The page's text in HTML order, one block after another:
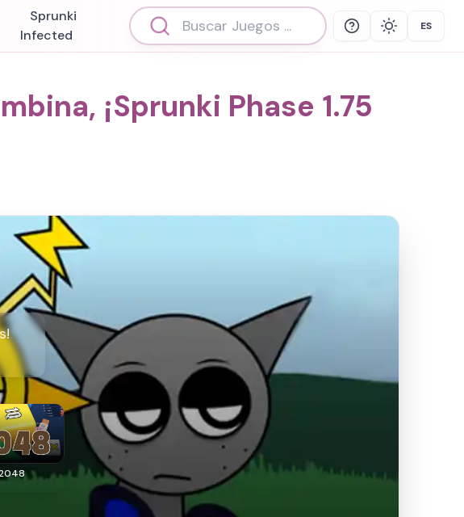
Sprunki
Infected
Help Theme Select
ES
¡Sprunki Phase 1.75